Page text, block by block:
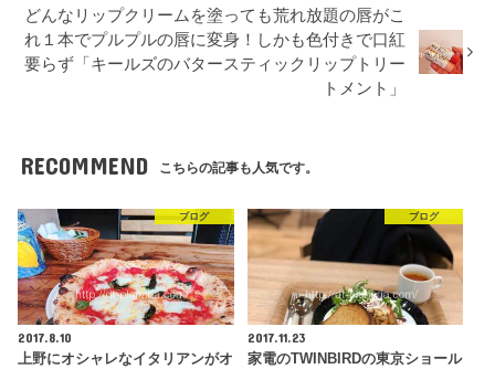
どんなリップクリームを塗っても荒れ放題の唇がこ
れ１本でプルプルの唇に変身！しかも色付きで口紅
要らず「キールズのバタースティックリップトリー
トメント」
RECOMMEND こちらの記事も人気です。
ブログ
2017.8.10
上野にオシャレなイタリアンがオ
ブログ
2017.11.23
家電のTWINBIRDの東京ショール